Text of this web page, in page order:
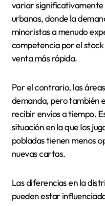
variar significativamente
urbanas, donde la
minoristas a menudo
competencia por el
venta más rápida.
Por el contrario, las
demanda, pero también
recibir envíos a tiempo.
situación en la que los
pobladas tienen menos
nuevas cartas.
Las diferencias en la
pueden estar